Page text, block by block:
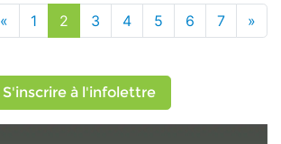
« 1 2 3 4 5 6 7 »
S'inscrire à l'infolettre